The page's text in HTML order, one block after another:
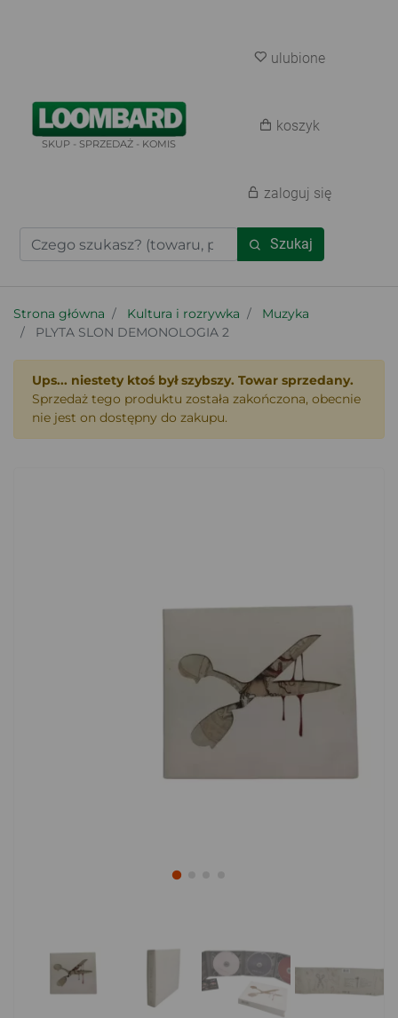
SKUP - SPRZEDAŻ - KOMIS
Szukaj
ulubione
koszyk
zaloguj się
Strona główna Kultura i rozrywka
Muzyka
PLYTA SLON DEMONOLOGIA 2
Ups... niestety ktoś był szybszy. Towar sprzedany.
Sprzedaż tego produktu została zakończona, obecnie
nie jest on dostępny do zakupu.